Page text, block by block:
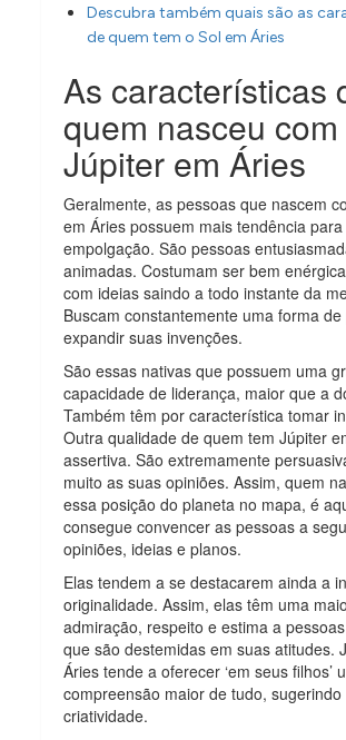
Descubra também quais são as
de quem tem o Sol em Áries
As características
quem nasceu
Júpiter em Áries
Geralmente, as pessoas que nascem
em Áries possuem mais tendência para
empolgação. São pessoas
animadas. Costumam ser bem
com ideias saindo a todo instante da
Buscam constantemente uma forma
expandir suas invenções.
São essas nativas que possuem uma
capacidade de liderança, maior que a
Também têm por característica tomar
Outra qualidade de quem tem Júpiter
assertiva. São extremamente
muito as suas opiniões. Assim, quem
essa posição do planeta no mapa, é
consegue convencer as pessoas a
opiniões, ideias e planos.
Elas tendem a se destacarem ainda a
originalidade. Assim, elas têm uma
admiração, respeito e estima a
que são destemidas em suas atitudes.
Áries tende a oferecer ‘em seus filhos’
compreensão maior de tudo,
criatividade.